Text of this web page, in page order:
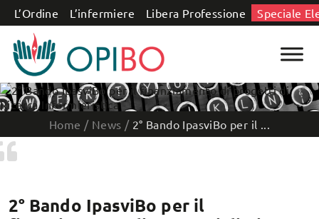
Salta al contenuto
L’Ordine L’infermiere Libera Professione Speciale
Home / News / 2° Bando IpasviBo per il ...
2° Bando IpasviBo per il